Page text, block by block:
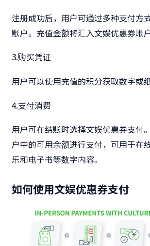
注册成功后，用户可通过多种支付方
账户。充值金额将汇入文娱优惠券账户
3.购买凭证
用户可以使用充值的积分获取数字或
4.支付消费
用户可在结账时选择文娱优惠券支付
户中的可用余额进行支付，可用于在
乐和电子书等数字内容。
如何使用文娱优惠券支付